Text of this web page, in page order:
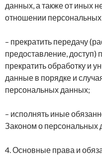
данных, а также от иных
отношении
– прекратить передачу
предоставление,
прекратить обработку и
данные в порядке и
персональных данных;
– исполнять иные
Законом о персональных
4. Основные права и